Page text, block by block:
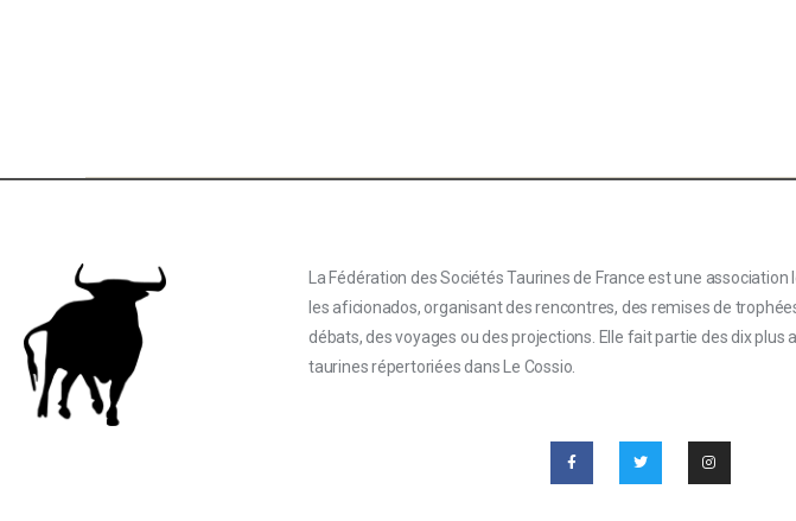
La Fédération des Sociétés Taurines de France est une
les aficionados, organisant des rencontres, des remises de
débats, des voyages ou des projections. Elle fait partie des dix plus
taurines répertoriées dans Le Cossio.